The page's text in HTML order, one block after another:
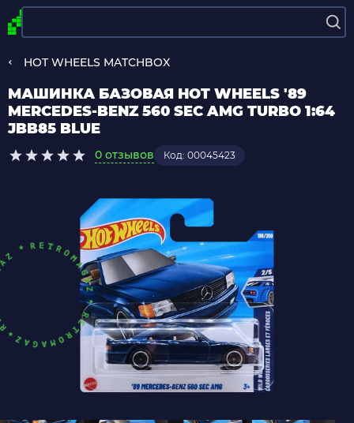
HOT WHEELS MATCHBOX
МАШИНКА БАЗОВАЯ HOT WHEELS '89
MERCEDES-BENZ 560 SEC AMG TURBO 1:64
JBB85 BLUE
0 отзывов Код: 00045423